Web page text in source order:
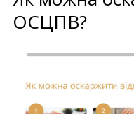
ОСЦПВ?